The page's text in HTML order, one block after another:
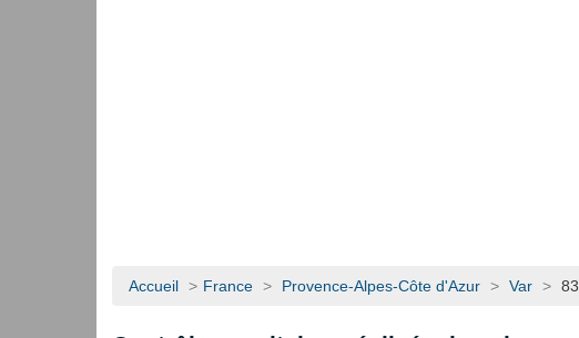
Accueil > France > Provence-Alpes-Côte d'Azur > Var >